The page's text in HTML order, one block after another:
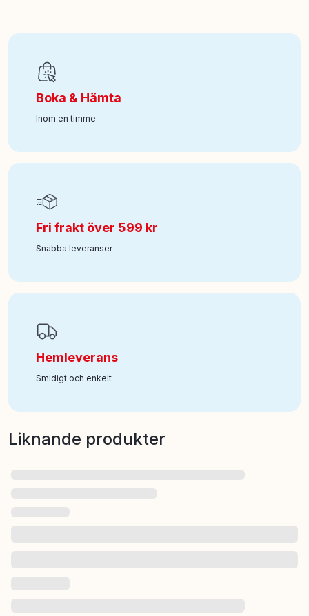
Art nr:100-248011348
Boka & Hämta
Inom en timme
Fri frakt över 599 kr
Snabba leveranser
Hemleverans
Smidigt och enkelt
Liknande produkter